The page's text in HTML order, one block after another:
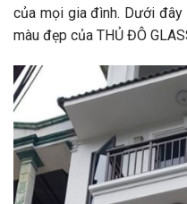
của mọi gia đình. Dưới
màu đẹp của THỦ ĐÔ